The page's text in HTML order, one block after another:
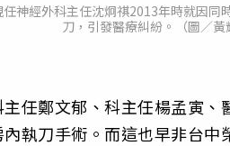
神經外科主任沈炯祺2013年時就因
刀，引發醫療糾紛。（圖／黃
任鄭文郁、科主任楊孟寅
執刀手術。而這也早非台